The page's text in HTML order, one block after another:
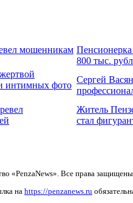
мошенникам
800 тыс.
интимных фото
Сергей
Житель
стал
«PenzaNews». Все права
на https://penzanews.ru